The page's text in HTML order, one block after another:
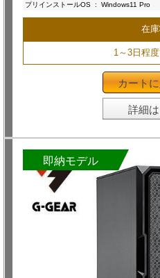
プリインストールOS : Windows11 Pro
在
1～3日程
カート
詳細
即納モデル